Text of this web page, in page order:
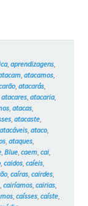
, aprendizagens,
, atacamos,
, atacarás,
atacares, atacaria,
, atacas,
, atacaste,
atacáveis, ataco,
, ataques,
, Blue, caem, cai,
, caidos, caíeis,
, caíras, cairdes,
cairíamos, cairias,
, caísses, caíste,